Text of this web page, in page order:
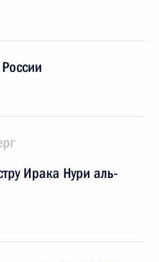
Ирака Нури аль-